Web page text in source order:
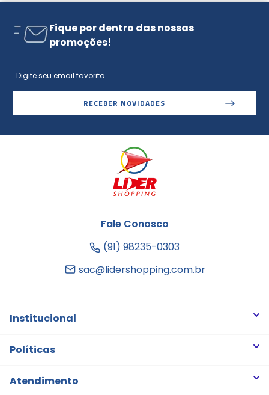
Fique por dentro das nossas
promoções!
RECEBER NOVIDADES
Fale Conosco
(91) 98235-0303
sac@lidershopping.com.br
Institucional
Quem somos
Notícias
Políticas
Trocas e Devoluções
Atendimento